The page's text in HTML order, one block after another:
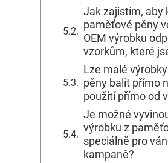
Jak zajistím, aby
paměťové pěny
OEM výrobku
vzorkům, které
Lze malé
pěny balit přímo
použití přímo od
Je možné
výrobku z
speciálně pro
kampaně?